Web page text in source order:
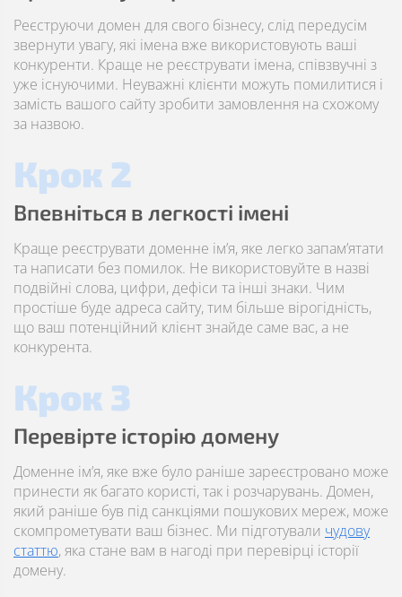
Реєструючи домен для свого бізнесу, слід передусім
звернути увагу, які імена вже використовують ваші
конкуренти. Краще не реєструвати імена, співзвучні з
уже існуючими. Неуважні клієнти можуть помилитися і
замість вашого сайту зробити замовлення на схожому
за назвою.
Крок 2
Впевніться в легкості імені
Краще реєструвати доменне ім’я, яке легко запам’ятати
та написати без помилок. Не використовуйте в назві
подвійні слова, цифри, дефіси та інші знаки. Чим
простіше буде адреса сайту, тим більше вірогідність,
що ваш потенційний клієнт знайде саме вас, а не
конкурента.
Крок 3
Перевірте історію домену
Доменне ім’я, яке вже було раніше зареєстровано може
принести як багато користі, так і розчарувань. Домен,
який раніше був під санкціями пошукових мереж, може
скомпрометувати ваш бізнес. Ми підготували чудову
статтю, яка стане вам в нагоді при перевірці історії
домену.